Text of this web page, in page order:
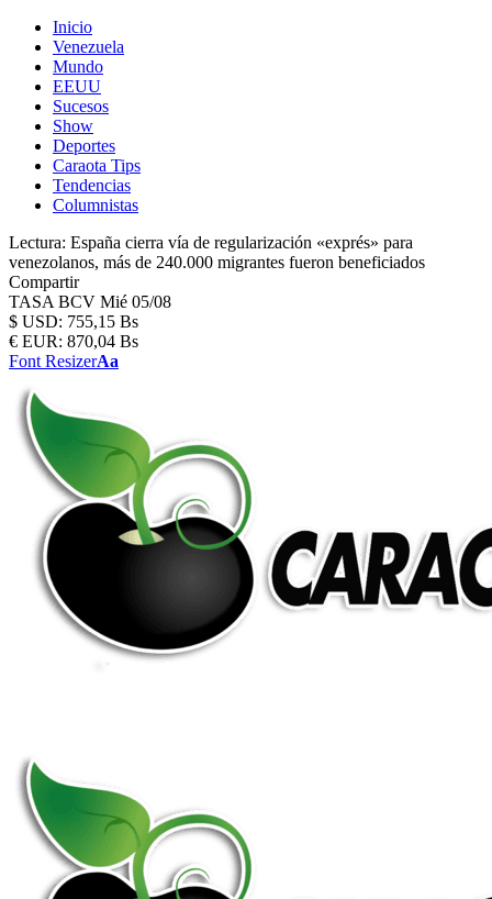
Inicio
Venezuela
Mundo
EEUU
Sucesos
Show
Deportes
Caraota Tips
Tendencias
Columnistas
Lectura: España cierra vía de regularización «exprés» para
venezolanos, más de 240.000 migrantes fueron beneficiados
Compartir
TASA BCV Mié 05/08
$ USD: 755,15 Bs
€ EUR: 870,04 Bs
Font ResizerAa